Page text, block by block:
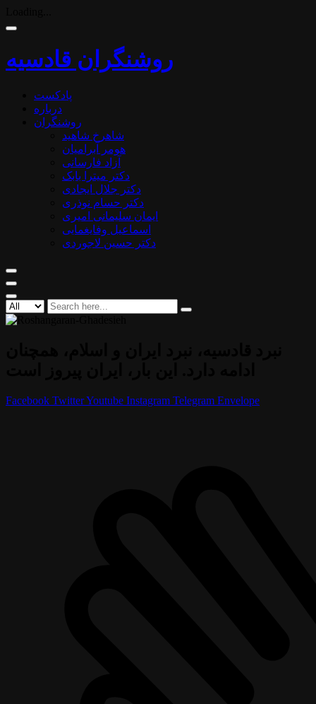
روشنگران قادسیه
پادکست
درباره
روشنگران
شاهرخ شاهید
هومر آبرامیان
آزاد فارسانی
دکتر میترا بابک
دکتر جلال ایجادی
دکتر حسام نوذری
ایمان سلیمانی امیری
اسماعیل وفایغمایی
دکتر حسین لاجوردی
Facebook TwitterYoutube Instagram Telegram Envelope